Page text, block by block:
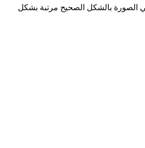
الصورة بالشكل الصحيح مرتبة بشكل